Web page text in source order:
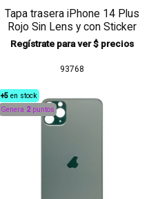
Tapa trasera iPhone 14 Plus
Rojo Sin Lens y con Sticker
Regístrate para ver $ precios
93768
+5 en stock
Genera 2puntos